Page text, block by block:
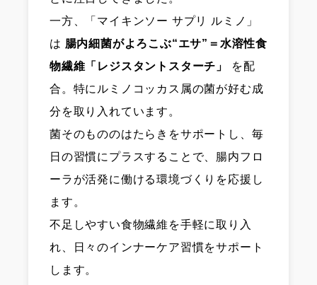
一方、「マイキンソー サプリ ルミノ」
は 腸内細菌がよろこぶ“エサ”＝水溶性食
物繊維「レジスタントスターチ」
を配
合。特にルミノコッカス属の菌が好む成
分を取り入れています。
菌そのもののはたらきをサポートし、毎
日の習慣にプラスすることで、腸内フロ
ーラが活発に働ける環境づくりを応援し
ます。
不足しやすい食物繊維を手軽に取り入
れ、日々のインナーケア習慣をサポート
します。